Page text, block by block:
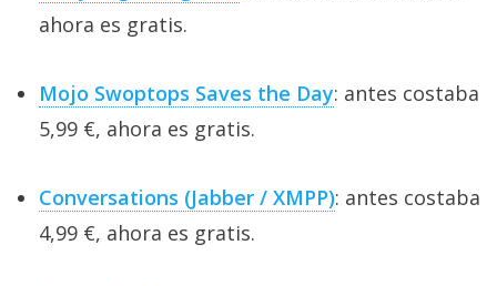
ahora es gratis.
Mojo Swoptops Saves the Day: antes costaba
5,99 €, ahora es gratis.
Conversations (Jabber / XMPP): antes costaba
4,99 €, ahora es gratis.